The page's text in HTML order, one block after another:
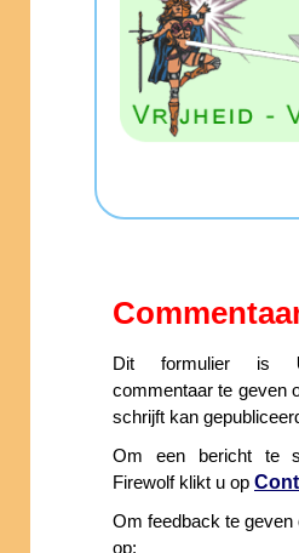
Dit formulier is
commentaar te geven
schrijft kan
Om een bericht te
Firewolf klikt u op
Om feedback te geven
op: